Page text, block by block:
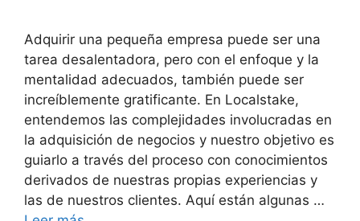
Adquirir una pequeña empresa puede ser una
tarea desalentadora, pero con el enfoque y la
mentalidad adecuados, también puede ser
increíblemente gratificante. En Localstake,
entendemos las complejidades involucradas en
la adquisición de negocios y nuestro objetivo es
guiarlo a través del proceso con conocimientos
derivados de nuestras propias experiencias y
las de nuestros clientes. Aquí están algunas …